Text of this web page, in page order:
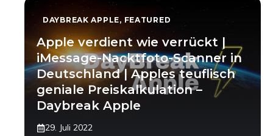
DAYBREAK APPLE, FEATURED
Apple verdient wie verrückt |
iMessage-Nacktfoto-Scanner in
Deutschland | Apples teuflisch
geniale Preiskalkulation –
Daybreak Apple
29. Juli 2022